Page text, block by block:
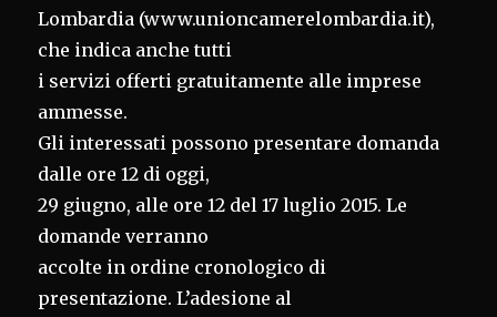
Lombardia (www.unioncamerelombardia.it),
che indica anche tutti
i servizi offerti gratuitamente alle imprese
ammesse.
Gli interessati possono presentare domanda
dalle ore 12 di oggi,
29 giugno, alle ore 12 del 17 luglio 2015. Le
domande verranno
accolte in ordine cronologico di
presentazione. L’adesione al